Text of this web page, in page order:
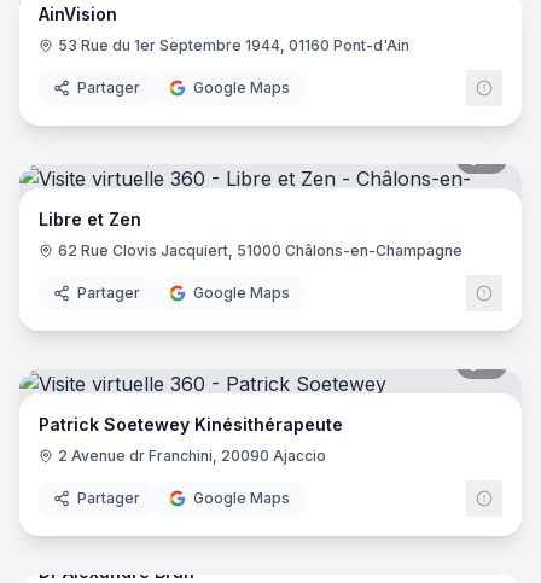
AinVision
53 Rue du 1er Septembre 1944, 01160 Pont-d'Ain
Partager Google Maps
Libre et Zen
62 Rue Clovis Jacquiert, 51000 Châlons-en-Champagne
Partager Google Maps
Patrick Soetewey Kinésithérapeute
2 Avenue dr Franchini, 20090 Ajaccio
Partager Google Maps
17
Dr Alexandre Brun